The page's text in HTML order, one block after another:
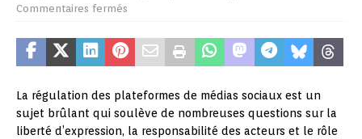
Commentaires fermés
La régulation des plateformes de médias sociaux est un
sujet brûlant qui soulève de nombreuses questions sur la
liberté d’expression, la responsabilité des acteurs et le rôle